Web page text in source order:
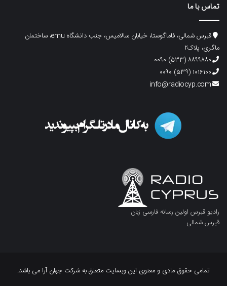
تماس با ما
قبرس شمالی، فاماگوستا، خیابان سالامیس، جنب دانشگاه emu، ساختمان
ماگری، پلاک۲
۸۸۹۹۸۸۰ (۵۳۳) ۰۰۹۰
۱۰۱۶۱۰۰ (۵۳۹) ۰۰۹۰
info@radiocyp.com
رادیو قبرس اولین رسانه فارسی زبان
قبرس شمالی
تمامی حقوق مادی و معنوی این وبسایت متعلق به شرکت جهان آرا می باشد.